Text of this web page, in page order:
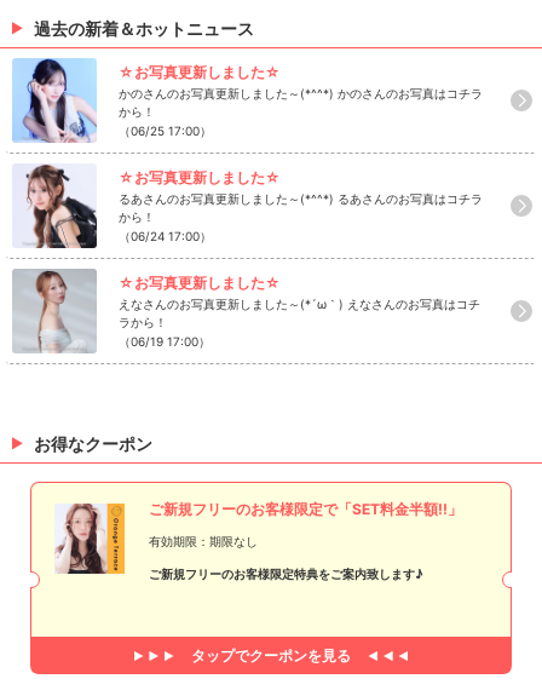
過去の新着＆ホットニュース
☆お写真更新しました☆
かのさんのお写真更新しました～(*^^*) かのさんのお写真はコチラ
から！
（06/25 17:00）
☆お写真更新しました☆
るあさんのお写真更新しました～(*^^*) るあさんのお写真はコチラ
から！
（06/24 17:00）
☆お写真更新しました☆
えなさんのお写真更新しました～(*´ω｀) えなさんのお写真はコチ
ラから！
（06/19 17:00）
お得なクーポン
ご新規フリーのお客様限定で「SET料金半額!!」
有効期限：期限なし
ご新規フリーのお客様限定特典をご案内致します♪
タップでクーポンを見る